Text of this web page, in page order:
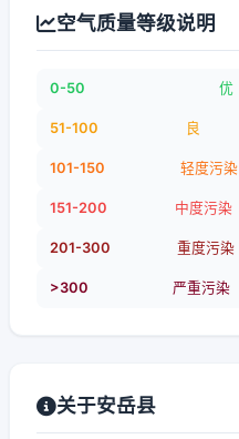
空气质量等级说明
0-50 优
51-100 良
101-150 轻度污染
151-200 中度污染
201-300 重度污染
>300 严重污染
关于安岳县